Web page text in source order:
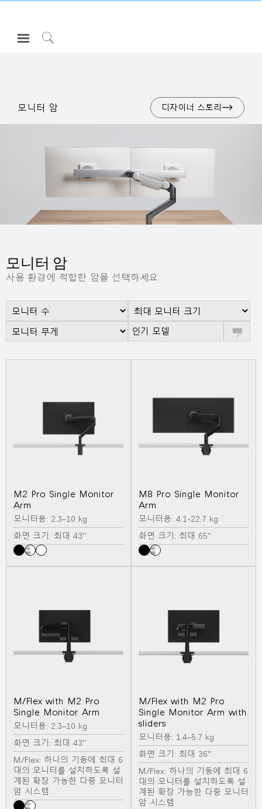
Open
Navigation
Partners
지역 설정
to
Facebook
to
Twitter
to to to
Humanscale
Blog
to
Pinterest
to
YouTube
모니터 암 디자이너 스토리
모니터 암
사용 환경에 적합한 암을 선택하세요
인기 모델
M2 Pro Single Monitor
Arm
모니터용: 2.3–10 kg
화면 크기: 최대 43"
M8 Pro Single Monitor
Arm
모니터용: 4.1-22.7 kg
화면 크기: 최대 65"
M/Flex with M2 Pro
Single Monitor Arm
모니터용: 2.3–10 kg
화면 크기: 최대 43"
M/Flex: 하나의 기둥에 최대 6
대의 모니터를 설치하도록 설
계된 확장 가능한 다중 모니터
암 시스템
M/Flex with M2 Pro
Single Monitor Arm with
sliders
모니터용: 1.4–5.7 kg
화면 크기: 최대 36"
M/Flex: 하나의 기둥에 최대 6
대의 모니터를 설치하도록 설
계된 확장 가능한 다중 모니터
암 시스템